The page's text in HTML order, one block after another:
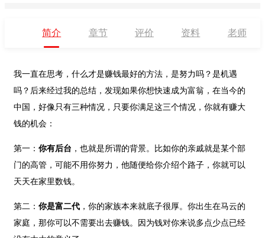
简介 章节 评价 资料 老师
我一直在思考，什么才是赚钱最好的方法，是努力吗？是机遇
吗？后来经过我的总结，发现如果你想快速成为富翁，在当今的
中国，好像只有三种情况，只要你满足这三个情况，你就有赚大
钱的机会：
第一： 你有后台 ，也就是所谓的背景。比如你的亲戚就是某个部
门的高管，可能不用你努力，他随便给你介绍个路子，你就可以
天天在家里数钱。
第二： 你是富二代 ，你的家族本来就底子很厚。你出生在马云的
家庭，那你可以不需要出去赚钱。因为钱对你来说多点少点已经